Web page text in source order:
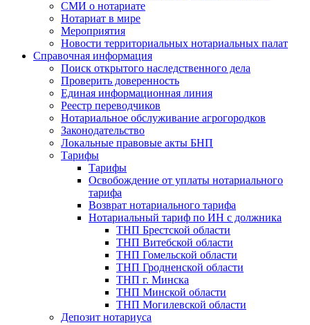
СМИ о нотариате
Нотариат в мире
Мероприятия
Новости территориальных нотариальных палат
Справочная информация
Поиск открытого наследственного дела
Проверить доверенность
Единая информационная линия
Реестр переводчиков
Нотариальное обслуживание агрогородков
Законодательство
Локальные правовые акты БНП
Тарифы
Тарифы
Освобождение от уплаты нотариального
тарифа
Возврат нотариального тарифа
Нотариальный тариф по ИН с должника
ТНП Брестской области
ТНП Витебской области
ТНП Гомельской области
ТНП Гродненской области
ТНП г. Минска
ТНП Минской области
ТНП Могилевской области
Депозит нотариуса